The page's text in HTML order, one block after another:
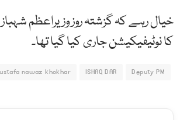
خیال رہے کہ گزشتہ روز وزیراعظم
کا نوٹیفیکیشن جاری کیا گیا تھا۔
Deputy PM
ISHAQ DAR
nawaz khokhar